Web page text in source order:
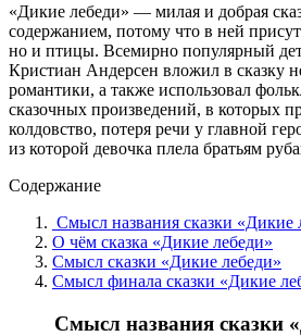
«Дикие лебеди» — милая и добрая
содержанием, потому что в ней
но и птицы. Всемирно популярный
Кристиан Андерсен вложил в сказку
романтики, а также использовал
сказочных произведений, в которых
колдовство, потеря речи у главной
из которой девочка плела братьям
Содержание
Смысл названия сказки «Дикие
О чём сказка «Дикие лебеди»
Смысл сказки «Дикие лебеди»
Смысл финала сказки «Дикие
Смысл названия сказки